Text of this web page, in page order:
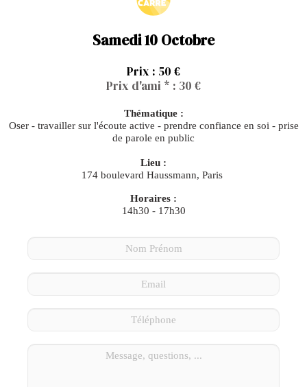
Samedi 10 Octobre
Prix : 50 €
Prix d'ami * : 30 €
Thématique :
Oser - travailler sur l'écoute active - prendre confiance en soi - prise
de parole en public
Lieu :
174 boulevard Haussmann, Paris
Horaires :
14h30 - 17h30